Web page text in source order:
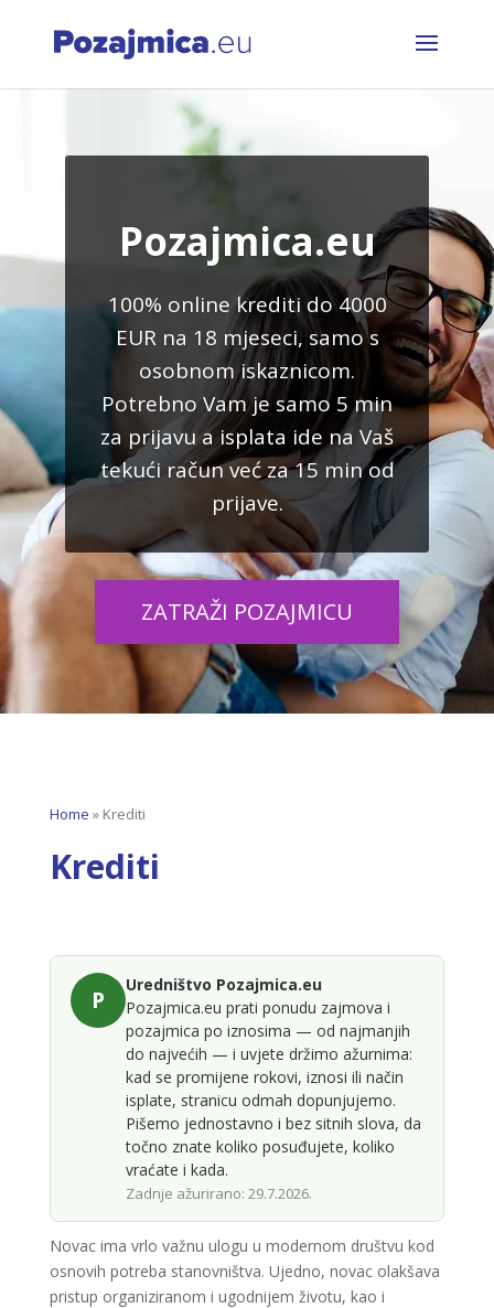
Pozajmica.eu
100% online krediti do 4000
EUR na 18 mjeseci, samo s
osobnom iskaznicom.
Potrebno Vam je samo 5 min
za prijavu a isplata ide na Vaš
tekući račun već za 15 min od
prijave.
ZATRAŽI POZAJMICU
Home » Krediti
Krediti​
P
Uredništvo Pozajmica.eu
Pozajmica.eu prati ponudu zajmova i
pozajmica po iznosima — od najmanjih
do najvećih — i uvjete držimo ažurnima:
kad se promijene rokovi, iznosi ili način
isplate, stranicu odmah dopunjujemo.
Pišemo jednostavno i bez sitnih slova, da
točno znate koliko posuđujete, koliko
vraćate i kada.
Zadnje ažurirano: 29.7.2026.
Novac ima vrlo važnu ulogu u modernom društvu kod
osnovih potreba stanovništva. Ujedno, novac olakšava
pristup organiziranom i ugodnijem životu, kao i